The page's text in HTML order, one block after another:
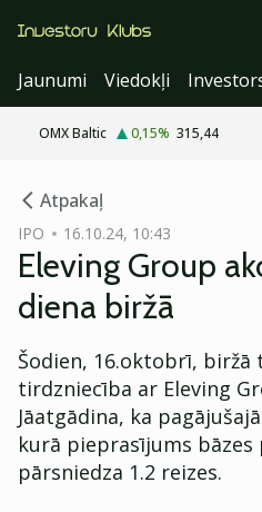
Jaunumi
Viedokļi
OMX Baltic 0,15% 315,44
Atpakaļ
IPO 16.10.24, 10:43
Eleving Group
diena biržā
Šodien, 16.oktobrī, biržā
tirdzniecība ar Eleving
Jāatgādina, ka
kurā pieprasījums bāzes
pārsniedza 1.2 reizes.